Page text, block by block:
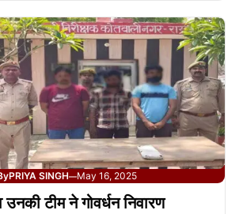
PRIYA SINGH—May 16, 2025
टीम ने गोवर्धन निवारण